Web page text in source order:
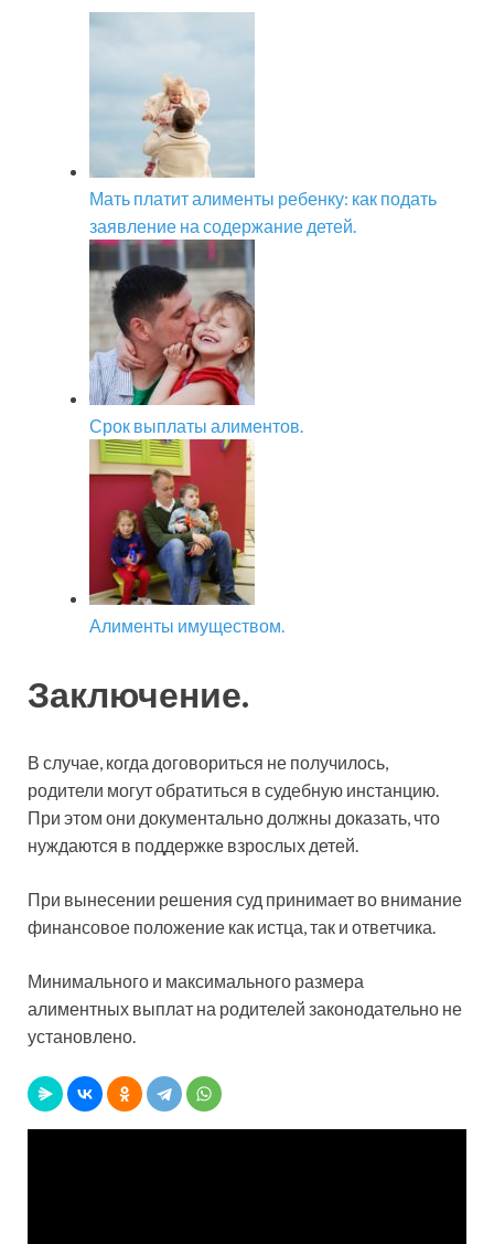
Мать платит алименты ребенку: как подать
заявление на содержание детей.
Срок выплаты алиментов.
Алименты имуществом.
Заключение.
В случае, когда договориться не получилось,
родители могут обратиться в судебную инстанцию.
При этом они документально должны доказать, что
нуждаются в поддержке взрослых детей.
При вынесении решения суд принимает во внимание
финансовое положение как истца, так и ответчика.
Минимального и максимального размера
алиментных выплат на родителей законодательно не
установлено.